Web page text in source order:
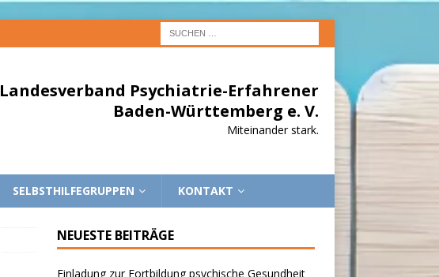
Landesverband Psychiatrie-Erfahrener
Baden-Württemberg e. V.
Miteinander stark.
SELBSTHILFEGRUPPEN KONTAKT
NEUESTE BEITRÄGE
Einladung zur Fortbildung psychische Gesundheit